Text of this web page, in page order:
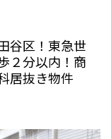
谷区！東急世
２分以内！商
居抜き物件